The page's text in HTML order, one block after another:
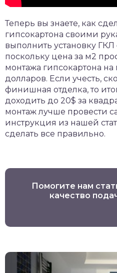
Теперь вы знаете, как
гипсокартона своими
выполнить установку ГКЛ
поскольку цена за м2
монтажа гипсокартона на
долларов. Если учесть,
финишная отделка, то
доходить до 20$ за
монтаж лучше провести
инструкция из нашей
сделать все правильно.
Помогите нам
качество